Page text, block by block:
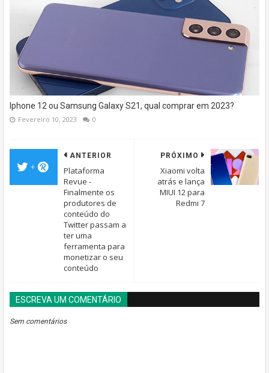
Iphone 12 ou Samsung Galaxy S21, qual comprar em 2023?
Fevereiro 10, 2023 0
PRÓXIMO
Xiaomi volta
atrás e lança
MIUI 12 para
Redmi 7
ANTERIOR
Plataforma
Revue -
Finalmente os
produtores de
conteúdo do
Twitter passam a
ter uma
ferramenta para
monetizar o seu
conteúdo
ESCREVA UM COMENTÁRIO
Sem comentários